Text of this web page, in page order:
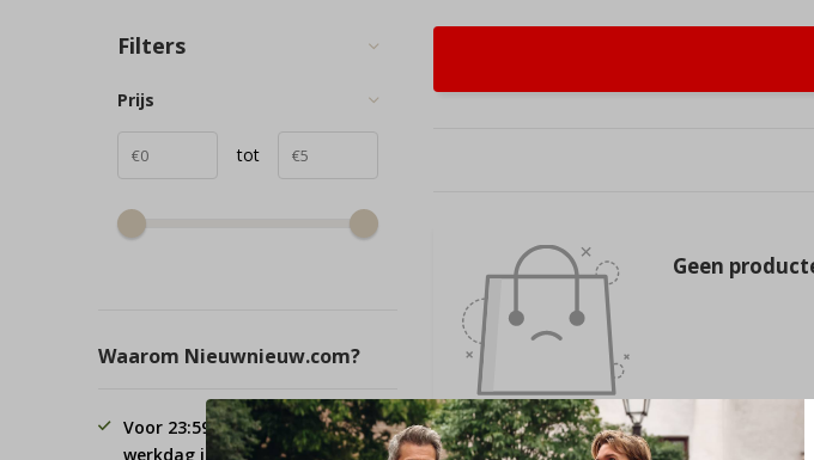
Geen
Filters
Prijs
tot
Waarom Nieuwnieuw.com?
Voor 23:59 besteld, de volgende
werkdag in huis!